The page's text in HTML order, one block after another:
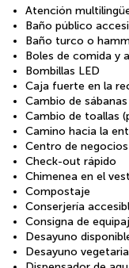
Atención
Baño público
Baño turco o
Boles de comida y
Bombillas LED
Caja fuerte en la
Cambio de
Cambio de toallas
Camino hacia la
Centro de negocios
Check-out rápido
Chimenea en el
Compostaje
Conserjería
Consigna de
Desayuno
Desayuno